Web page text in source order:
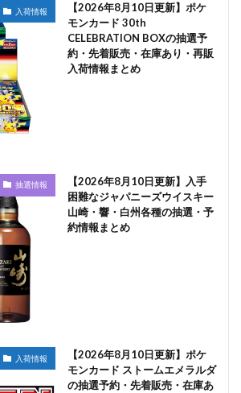
入荷情報
【2026年8月10日更新】ポケ
モンカード 30th
CELEBRATION BOXの抽選予
約・先着販売・在庫あり・再販
入荷情報まとめ
抽選情報
【2026年8月10日更新】入手
困難なジャパニーズウイスキー
山崎・響・白州各種の抽選・予
約情報まとめ
入荷情報
【2026年8月10日更新】ポケ
モンカード ストームエメラルダ
の抽選予約・先着販売・在庫あ